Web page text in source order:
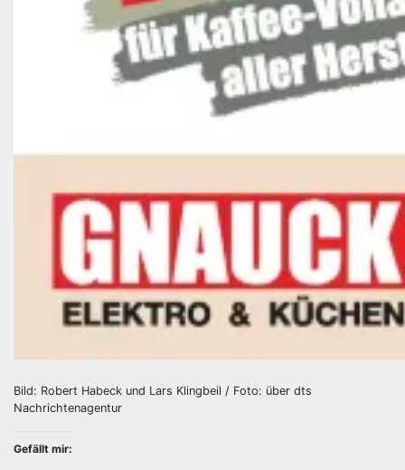
Bild: Robert Habeck und Lars Klingbeil / Foto: über dts
Nachrichtenagentur
Gefällt mir: